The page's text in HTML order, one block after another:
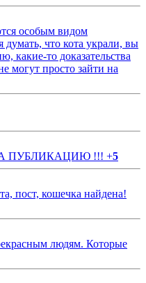
особым видом
думать, что кота украли, вы
какие-то доказательства
могут просто зайти на
ПУБЛИКАЦИЮ !!! +5
пост, кошечка найдена!
людям. Которые